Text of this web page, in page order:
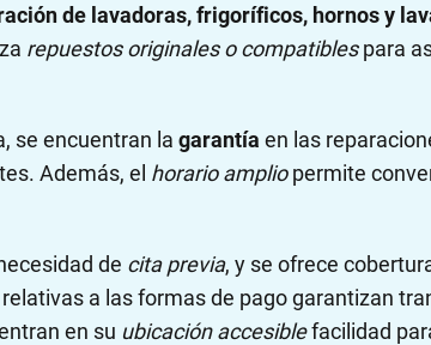
de lavadoras, frigoríficos, hornos y
repuestos originales o compatiblespara
se encuentran la garantía en las
Además, el horario ampliopermite
de cita previa, y se ofrece
a las formas de pago garantizan
en su ubicación accesiblefacilidad